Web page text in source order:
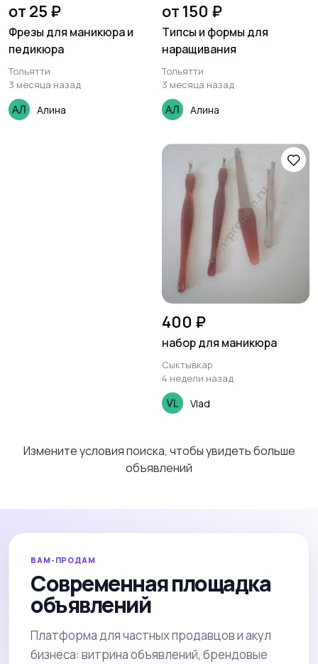
от 25 ₽
Фрезы для маникюра и
педикюра
Тольятти
3 месяца назад
Алина
от 150 ₽
Типсы и формы для
наращивания
Тольятти
3 месяца назад
Алина
400 ₽
набор для маникюра
Сыктывкар
4 недели назад
Vlad
Измените условия поиска, чтобы увидеть больше
объявлений
ВАМ-ПРОДАМ
Современная площадка
объявлений
Платформа для частных продавцов и акул
бизнеса: витрина объявлений, брендовые